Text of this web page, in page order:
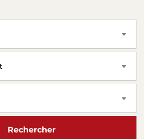
Rechercher